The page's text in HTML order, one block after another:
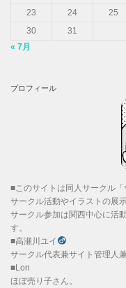
23
24 25
30
31
« 7月
プロフィール
■このサイトは同人サークル「
サークル活動やイラストの展
サークル参加は関西中心に活
す。
■高瀬川ユイ
サークル代表兼サイト管理人
■Lon
ほぼ売り子さん。